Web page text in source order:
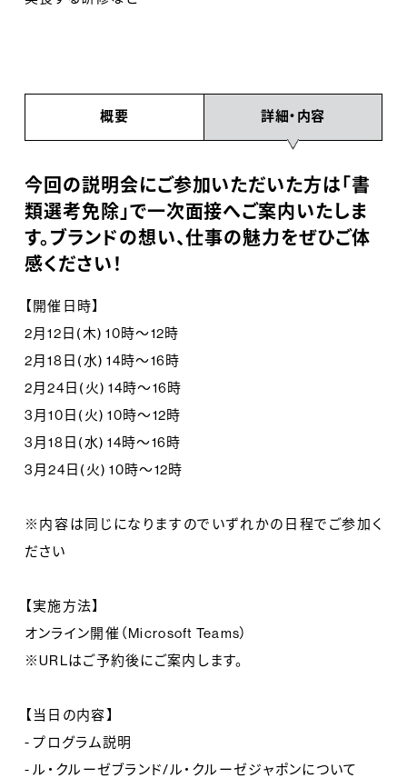
概要 詳細・内容
今回の説明会にご参加いただいた方は「書
類選考免除」で一次面接へご案内いたしま
す。ブランドの想い、仕事の魅力をぜひご体
感ください！
【開催日時】
2月12日(木) 10時～12時
2月18日(水) 14時～16時
2月24日(火) 14時～16時
3月10日(火) 10時～12時
3月18日(水) 14時～16時
3月24日(火) 10時～12時
※内容は同じになりますのでいずれかの日程でご参加く
ださい
【実施方法】
オンライン開催（Microsoft Teams）
※URLはご予約後にご案内します。
【当日の内容】
- プログラム説明
- ル・クルーゼブランド/ル・クルーゼジャポンについて